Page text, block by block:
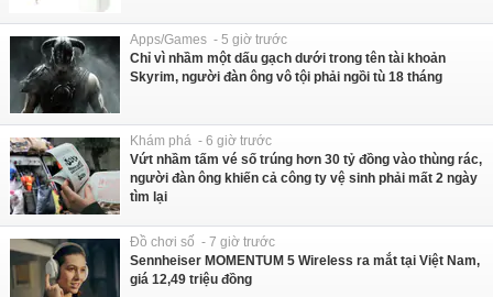
Apps/Games - 5 giờ trước
Chỉ vì nhầm một dấu gạch dưới trong tên tài khoản
Skyrim, người đàn ông vô tội phải ngồi tù 18 tháng
Khám phá - 6 giờ trước
Vứt nhầm tấm vé số trúng hơn 30 tỷ đồng vào thùng rác,
người đàn ông khiến cả công ty vệ sinh phải mất 2 ngày
tìm lại
Đồ chơi số - 7 giờ trước
Sennheiser MOMENTUM 5 Wireless ra mắt tại Việt Nam,
giá 12,49 triệu đồng